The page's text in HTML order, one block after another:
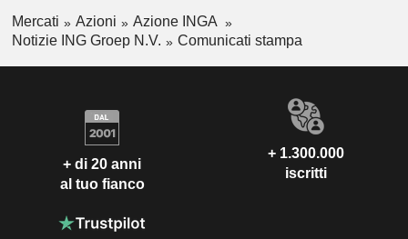
Mercati Azioni
Azione INGA
Notizie ING Groep N.V.
Comunicati stampa
+ di 20 anni
al tuo fianco
+ 1.300.000
iscritti